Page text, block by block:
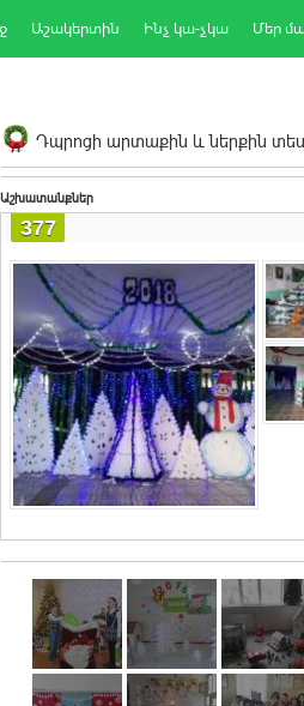
Աշակերտին Ինչ կա-չկա Մեր
Դպրոցի արտաքին և ներքին
Աշխատանքներ
377